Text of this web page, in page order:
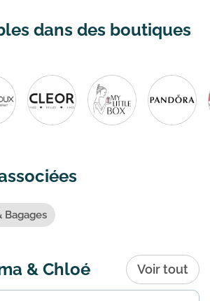
dans des boutiques
Bagages
& Chloé Voir tout